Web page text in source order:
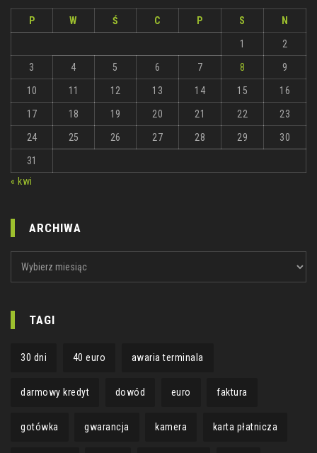
P W Ś C P S N
1 2
3 4 5 6 7 8 9
10 11 12 13 14 15 16
17 18 19 20 21 22 23
24 25 26 27 28 29 30
31
« kwi
ARCHIWA
TAGI
30 dni 40 euro awaria terminala
darmowy kredyt dowód euro faktura
gotówka gwarancja kamera karta płatnicza